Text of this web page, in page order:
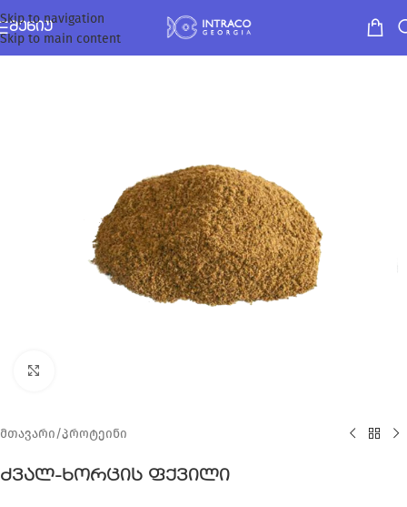
Skip to navigation
Skip to main content
ᲛᲔᲜᲘᲣ
მთავარი/პროტეინი
ძვალ-ხორცის ფქვილი